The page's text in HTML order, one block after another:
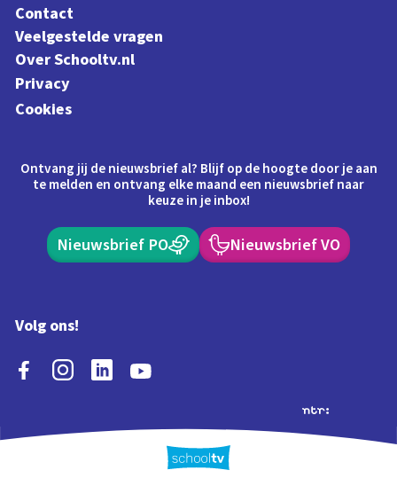
Contact
Veelgestelde vragen
Over Schooltv.nl
Privacy
Cookies
Ontvang jij de nieuwsbrief al? Blijf op de hoogte door je aan
te melden en ontvang elke maand een nieuwsbrief naar
keuze in je inbox!
Nieuwsbrief PO Nieuwsbrief VO
Volg ons!